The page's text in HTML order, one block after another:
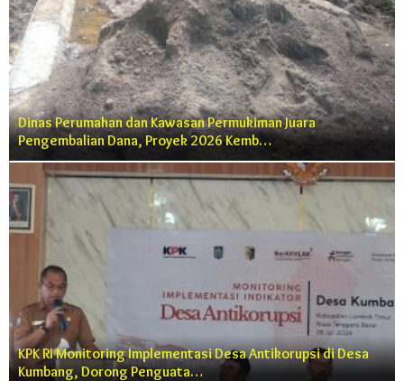
Dinas Perumahan dan Kawasan Permukiman Juara
Pengembalian Dana, Proyek 2026 Kemb…
KPK RI Monitoring Implementasi Desa Antikorupsi di Desa
Kumbang, Dorong Penguata…